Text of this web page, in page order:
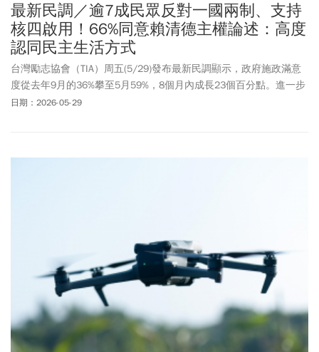
最新民調／逾7成民眾反對一國兩制、支持
核四啟用！66%同意賴清德主權論述：高度
認同民主生活方式
台灣勵志協會（TIA）周五(5/29)發布最新民調顯示，政府施政滿意
度從去年9月的36%攀至5月59%，8個月內成長23個百分點。進一步
分析，民眾對政府施政不滿意首要原因以「政治對立」47%居首，其
日期：2026-05-29